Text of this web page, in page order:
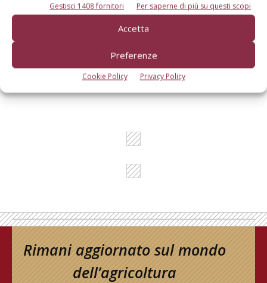
Gestisci 1408 fornitori Per saperne di più su questi scopi
Accetta
Preferenze
Cookie Policy Privacy Policy
L'Esperto risponde
I consigli di Terra e Vita agli agricoltori
Cerca adesso
Rimani aggiornato sul mondo
dell’agricoltura